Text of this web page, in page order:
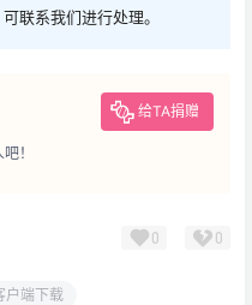
联系我们进行处理。
给TA捐赠
！
0 0
户端下载